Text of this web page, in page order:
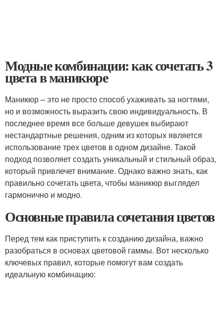
Модные комбинации: как сочетать 3
цвета в маникюре
Маникюр – это не просто способ ухаживать за ногтями,
но и возможность выразить свою индивидуальность. В
последнее время все больше девушек выбирают
нестандартные решения, одним из которых является
использование трех цветов в одном дизайне. Такой
подход позволяет создать уникальный и стильный образ,
который привлечет внимание. Однако важно знать, как
правильно сочетать цвета, чтобы маникюр выглядел
гармонично и модно.
Основные правила сочетания цветов
Перед тем как приступить к созданию дизайна, важно
разобраться в основах цветовой гаммы. Вот несколько
ключевых правил, которые помогут вам создать
идеальную комбинацию: